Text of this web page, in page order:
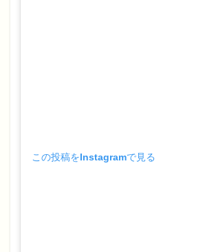
この投稿をInstagramで見る